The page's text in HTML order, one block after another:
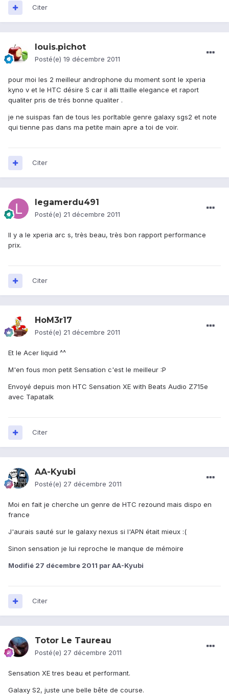
Citer
louis.pichot
Posté(e) 19 décembre 2011
pour moi les 2 meilleur androphone du moment sont le xperia
kyno v et le HTC désire S car il alli ttaille elegance et raport
qualiter pris de trés bonne qualiter .
je ne suispas fan de tous les porltable genre galaxy sgs2 et note
qui tienne pas dans ma petite main apre a toi de voir.
Citer
legamerdu491
Posté(e) 21 décembre 2011
Il y a le xperia arc s, très beau, très bon rapport performance
prix.
Citer
HoM3r17
Posté(e) 21 décembre 2011
Et le Acer liquid ^^
M'en fous mon petit Sensation c'est le meilleur :P
Envoyé depuis mon HTC Sensation XE with Beats Audio Z715e
avec Tapatalk
Citer
AA-Kyubi
Posté(e) 27 décembre 2011
Moi en fait je cherche un genre de HTC rezound mais dispo en
france
J'aurais sauté sur le galaxy nexus si l'APN était mieux :(
Sinon sensation je lui reproche le manque de mémoire
Modifié 27 décembre 2011 par AA-Kyubi
Citer
Totor Le Taureau
Posté(e) 27 décembre 2011
Sensation XE tres beau et performant.
Galaxy S2, juste une belle bête de course.